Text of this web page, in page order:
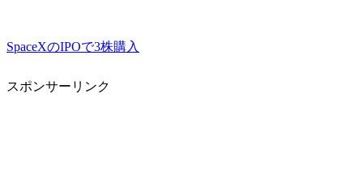
SpaceXのIPOで3株購入
スポンサーリンク